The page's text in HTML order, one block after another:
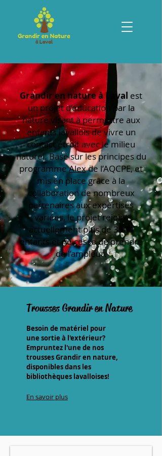
Grandir en nature à Laval est
un projet d’éducation par la
nature visant à permettre aux
enfants lavallois de vivre un
contact étroit avec le milieu
naturel. Basé sur les principes du
programmeAlexde l’AQCPE, et
mis en place grâce à la
collaboration de nombreux
partenaires aux expertises
variées, le projet rejoint
actuellement plus de 3500
enfants et ne cesse de prendre
de l’ampleur.
Besoin de matériel pour
une sortie à l'extérieur?
Empruntez l'une de nos
trousses Grandir en nature,
disponibles dans les
bibliothèques lavalloises!
Trousses Grandir en Nature
En savoir plus